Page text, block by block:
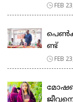
FEB
ണ്ട്
FEB